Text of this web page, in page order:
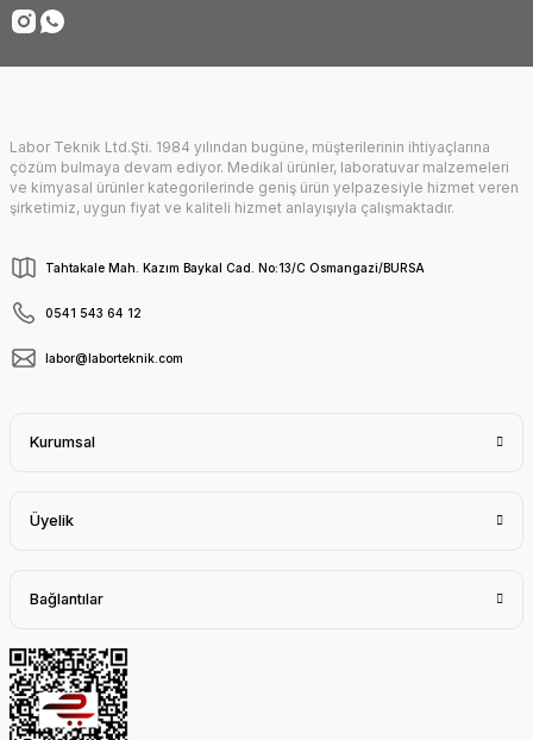
Labor Teknik Ltd.Şti. 1984 yılından bugüne, müşterilerinin ihtiyaçlarına
çözüm bulmaya devam ediyor. Medikal ürünler, laboratuvar malzemeleri
ve kimyasal ürünler kategorilerinde geniş ürün yelpazesiyle hizmet veren
şirketimiz, uygun fiyat ve kaliteli hizmet anlayışıyla çalışmaktadır.
Tahtakale Mah. Kazım Baykal Cad. No:13/C Osmangazi/BURSA
0541 543 64 12
labor@laborteknik.com
Kurumsal
Üyelik
Bağlantılar